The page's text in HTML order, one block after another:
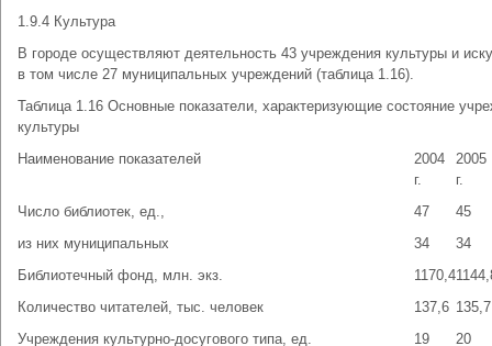
1.9.4 Культура
В городе осуществляют деятельность 43 учреждения культуры и
в том числе 27 муниципальных учреждений (таблица 1.16).
Таблица 1.16 Основные показатели, характеризующие состояние
культуры
Наименование показателей
2004
г.
2005
г.
Число библиотек, ед.,
47
45
из них муниципальных
34
34
Библиотечный фонд, млн. экз.
1170,4
Количество читателей, тыс. человек
137,6 135,7
Учреждения культурно-досугового типа, ед.
19 20